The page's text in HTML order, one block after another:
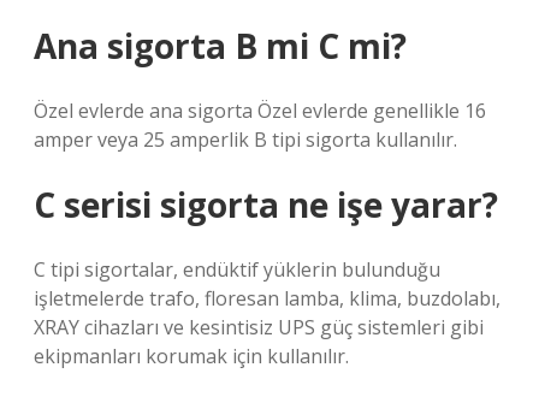
Ana sigorta B mi C mi?
Özel evlerde ana sigorta Özel evlerde genellikle 16
amper veya 25 amperlik B tipi sigorta kullanılır.
C serisi sigorta ne işe yarar?
C tipi sigortalar, endüktif yüklerin bulunduğu
işletmelerde trafo, floresan lamba, klima, buzdolabı,
XRAY cihazları ve kesintisiz UPS güç sistemleri gibi
ekipmanları korumak için kullanılır.